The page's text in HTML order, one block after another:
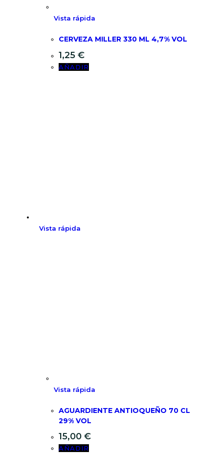
Vista rápida
CERVEZA MILLER 330 ML 4,7% VOL
1,25 €
AÑADIR
Vista rápida
Vista rápida
AGUARDIENTE ANTIOQUEÑO 70 CL
29% VOL
15,00 €
AÑADIR